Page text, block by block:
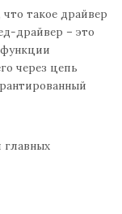
такое драйвер
драйвер – это
через цепь
главных